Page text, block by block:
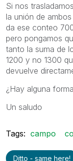
Si nos
la unión de
da ese conteo
pero pongamos
tanto la suma de
1200 y no 1300
devuelve
¿Hay alguna
Un saludo
Tags: campo
Ditto - same here!